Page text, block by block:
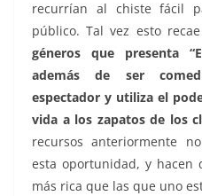
recurrían al chiste fácil
público. Tal vez esto
géneros que presenta
además de ser
espectador y utiliza el
vida a los zapatos de los
recursos anteriormente
esta oportunidad, y hacen
más rica que las que uno